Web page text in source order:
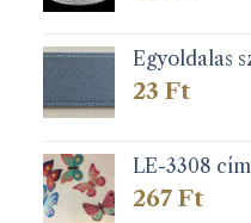
Egyoldalas
23 Ft
LE-3308
267 Ft